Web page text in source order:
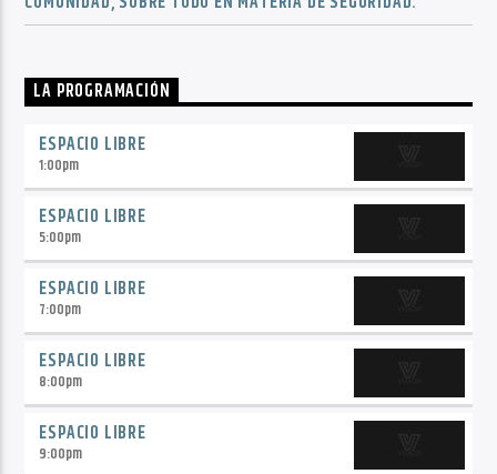
LA PROGRAMACIÓN
ESPACIO LIBRE
1:00pm
ESPACIO LIBRE
5:00pm
ESPACIO LIBRE
7:00pm
ESPACIO LIBRE
8:00pm
ESPACIO LIBRE
9:00pm